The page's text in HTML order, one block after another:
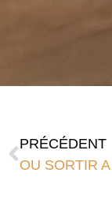
PRÉCÉDENT